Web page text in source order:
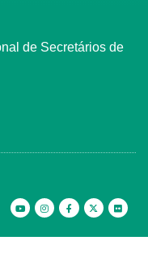
de Secretários de